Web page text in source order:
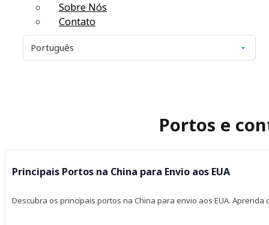
Sobre Nós
Contato
Portos e
Principais Portos na China para Envio aos EUA
Descubra os principais portos na China para envio aos EUA.